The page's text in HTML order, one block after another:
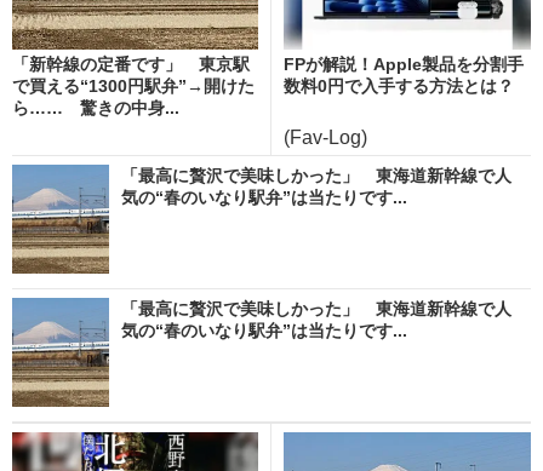
「新幹線の定番です」 東京駅
で買える“1300円駅弁”→開けた
ら…… 驚きの中身...
FPが解説！Apple製品を分割手
数料0円で入手する方法とは？
(Fav-Log)
「最高に贅沢で美味しかった」 東海道新幹線で人
気の“春のいなり駅弁”は当たりです...
「最高に贅沢で美味しかった」 東海道新幹線で人
気の“春のいなり駅弁”は当たりです...